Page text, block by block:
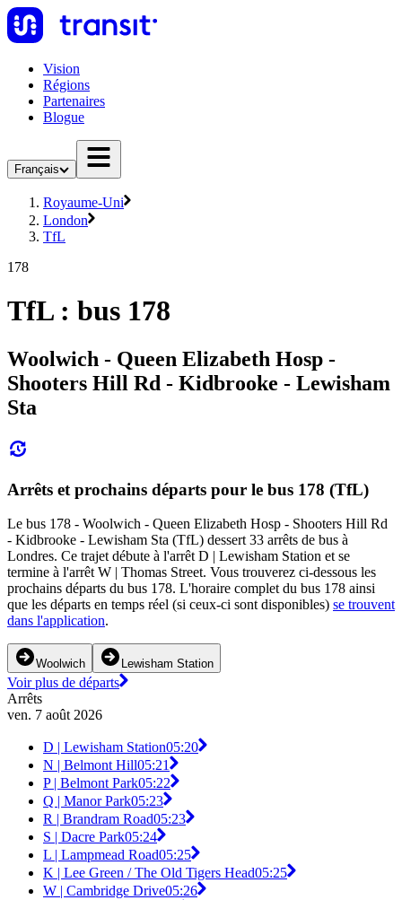
Vision
Régions
Partenaires
Blogue
Français
Royaume-Uni
London
TfL
178
TfL : bus 178
Woolwich - Queen Elizabeth Hosp -
Shooters Hill Rd - Kidbrooke - Lewisham
Sta
Arrêts et prochains départs pour le bus 178 (TfL)
Le bus 178 - Woolwich - Queen Elizabeth Hosp - Shooters Hill Rd
- Kidbrooke - Lewisham Sta (TfL) dessert 33 arrêts de bus à
Londres. Ce trajet débute à l'arrêt D | Lewisham Station et se
termine à l'arrêt W | Thomas Street. Vous trouverez ci-dessous les
prochains départs du bus 178. L'horaire complet du bus 178 ainsi
que les départs en temps réel (si ceux-ci sont disponibles) se trouvent
dans l'application.
Woolwich Lewisham Station
Voir plus de départs
Arrêts
ven. 7 août 2026
D | Lewisham Station05:20
N | Belmont Hill05:21
P | Belmont Park05:22
Q | Manor Park05:23
R | Brandram Road05:23
S | Dacre Park05:24
L | Lampmead Road05:25
K | Lee Green / The Old Tigers Head05:25
W | Cambridge Drive05:26